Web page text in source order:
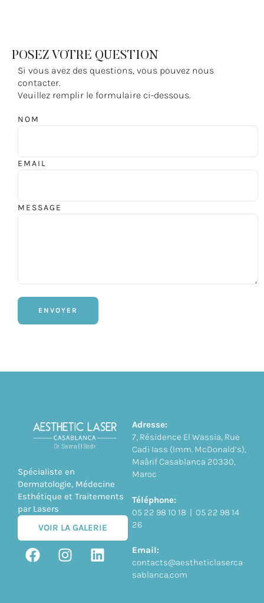
POSEZ VOTRE QUESTION
Si vous avez des questions, vous pouvez nous
contacter.
Veuillez remplir le formulaire ci-dessous.
NOM
EMAIL
MESSAGE
Spécialiste en
Dermatologie, Médecine
Esthétique et Traitements
par Lasers
VOIR LA GALERIE
Adresse:
7, Résidence El Wassia, Rue
Cadi Iass (Imm. McDonald’s),
Maârif Casablanca 20330,
Maroc
Téléphone:
05 22 98 10 18 | 05 22 98 14
26
Email:
contacts@aestheticlaserca
sablanca.com